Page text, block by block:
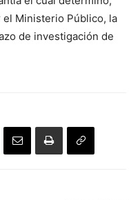
Ministerio Público, la
de investigación de